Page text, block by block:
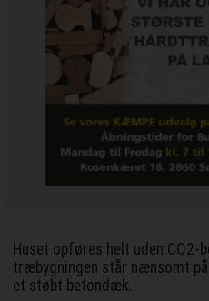
Huset opføres helt uden CO2-
træbygningen står nænsomt
et støbt betondæk.